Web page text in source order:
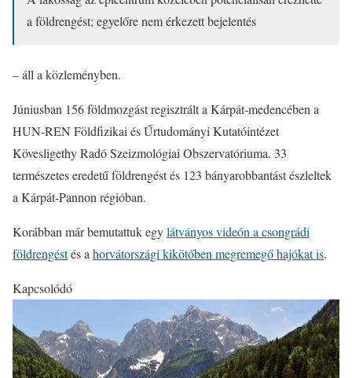
a földrengést; egyelőre nem érkezett bejelentés
– áll a közleményben.
Júniusban 156 földmozgást regisztrált a Kárpát-medencében a
HUN-REN Földfizikai és Űrtudományi Kutatóintézet
Kövesligethy Radó Szeizmológiai Obszervatóriuma. 33
természetes eredetű földrengést és 123 bányarobbantást észleltek
a Kárpát-Pannon régióban.
Korábban már bemutattuk egylátványos videón a csongrádi
földrengéstés a horvátországi kikötőben megremegő hajókat is.
Kapcsolódó